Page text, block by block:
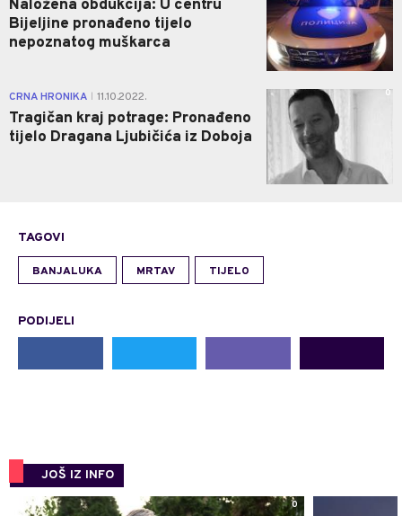
Naložena obdukcija: U centru
Bijeljine pronađeno tijelo
nepoznatog muškarca
CRNA HRONIKA 11.10.2022.
Tragičan kraj potrage: Pronađeno
tijelo Dragana Ljubičića iz Doboja
0
TAGOVI
BANJALUKA MRTAV TIJELO
PODIJELI
JOŠ IZ INFO
0